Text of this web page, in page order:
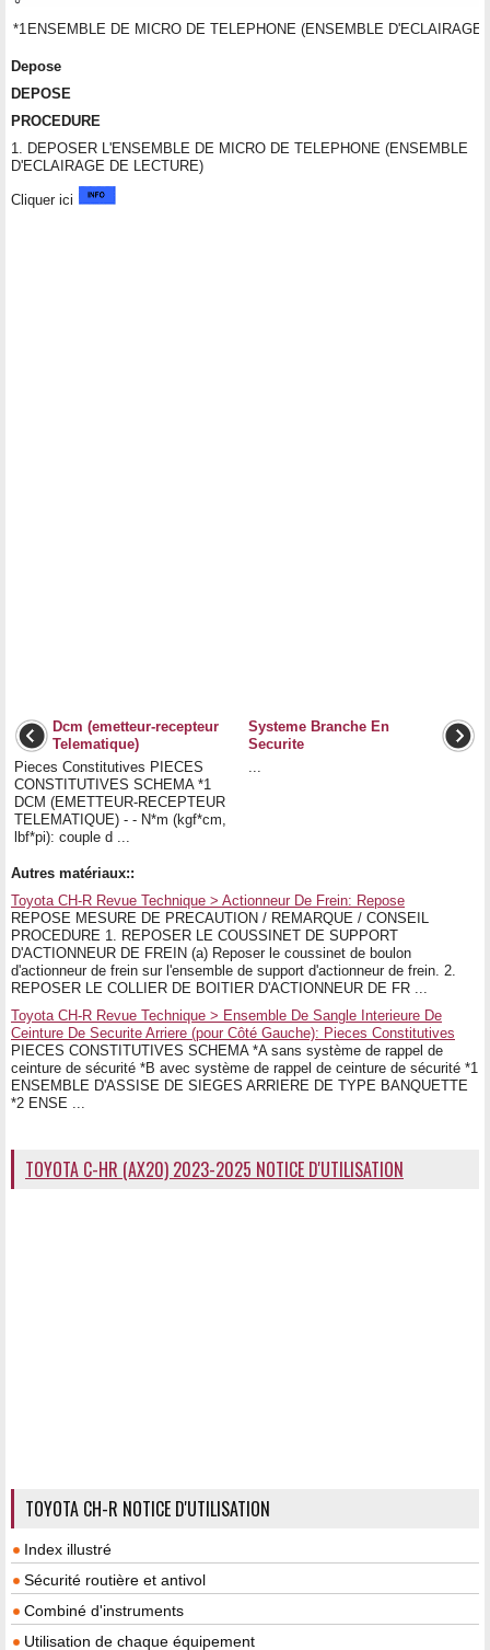
*1 ENSEMBLE DE MICRO DE TELEPHONE (ENSEMBLE D'ECLAIRAGE
Depose
DEPOSE
PROCEDURE
1. DEPOSER L'ENSEMBLE DE MICRO DE TELEPHONE (ENSEMBLE
D'ECLAIRAGE DE LECTURE)
Cliquer ici
Dcm (emetteur-recepteur
Telematique)
Pieces Constitutives PIECES
CONSTITUTIVES SCHEMA *1
DCM (EMETTEUR-RECEPTEUR
TELEMATIQUE) - - N*m (kgf*cm,
lbf*pi): couple d ...
Systeme Branche En
Securite
Autres matériaux::
Toyota CH-R Revue Technique > Actionneur De Frein: Repose
REPOSE MESURE DE PRECAUTION / REMARQUE / CONSEIL
PROCEDURE 1. REPOSER LE COUSSINET DE SUPPORT
D'ACTIONNEUR DE FREIN (a) Reposer le coussinet de boulon
d'actionneur de frein sur l'ensemble de support d'actionneur de frein. 2.
REPOSER LE COLLIER DE BOITIER D'ACTIONNEUR DE FR ...
Toyota CH-R Revue Technique > Ensemble De Sangle Interieure De
Ceinture De Securite Arriere (pour Côté Gauche): Pieces Constitutives
PIECES CONSTITUTIVES SCHEMA *A sans système de rappel de
ceinture de sécurité *B avec système de rappel de ceinture de sécurité *1
ENSEMBLE D'ASSISE DE SIEGES ARRIERE DE TYPE BANQUETTE
*2 ENSE ...
TOYOTA C-HR (AX20) 2023-2025 NOTICE D'UTILISATION
TOYOTA CH-R NOTICE D'UTILISATION
Index illustré
Sécurité routière et antivol
Combiné d'instruments
Utilisation de chaque équipement